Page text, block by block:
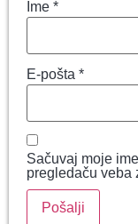
Ime *
E-pošta *
Sačuvaj moje
pregledaču veba